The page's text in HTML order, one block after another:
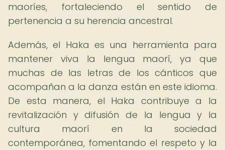
maoríes, fortaleciendo el sentido de
pertenencia a su herencia ancestral.
Además, el Haka es una herramienta para
mantener viva la lengua maorí, ya que
muchas de las letras de los cánticos que
acompañan a la danza están en este idioma.
De esta manera, el Haka contribuye a la
revitalización y difusión de la lengua y la
cultura maorí en la sociedad
contemporánea, fomentando el respeto y la